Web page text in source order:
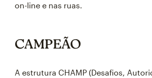
on-line e nas ruas.
CAMPEÃO
A estrutura CHAMP (Desafios,